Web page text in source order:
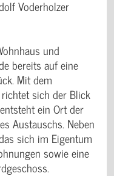
die an der
des Instituts
Moment
Domprobst Dr.
Segnung übernahm
Architekt Joachim
Dr. Maria
Institut für religiöse
begleitet
Wabra an der